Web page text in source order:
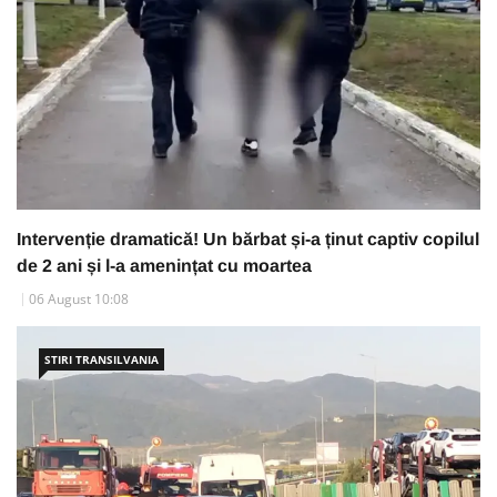
Intervenție dramatică! Un bărbat și-a ținut captiv copilul
de 2 ani și l-a amenințat cu moartea
06 August 10:08
STIRI TRANSILVANIA